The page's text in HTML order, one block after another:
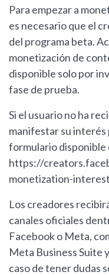
Para empezar a
es necesario que el
del programa beta.
monetización de
disponible solo por
fase de prueba.
Si el usuario no ha
manifestar su
formulario disponible
https://
monetization-
Los creadores
canales oficiales
Facebook o Meta,
Meta Business Suite
caso de tener dudas